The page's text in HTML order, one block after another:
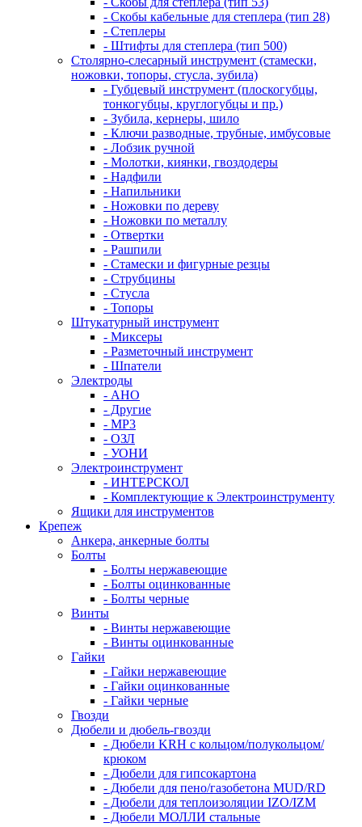
- Скобы кабельные для степлера (тип 28)
- Степлеры
- Штифты для степлера (тип 500)
Столярно-слесарный инструмент (стамески,
ножовки, топоры, стусла, зубила)
- Губцевый инструмент (плоскогубцы,
тонкогубцы, круглогубцы и пр.)
- Зубила, кернеры, шило
- Ключи разводные, трубные, имбусовые
- Лобзик ручной
- Молотки, киянки, гвоздодеры
- Надфили
- Напильники
- Ножовки по дереву
- Ножовки по металлу
- Отвертки
- Рашпили
- Стамески и фигурные резцы
- Струбцины
- Стусла
- Топоры
Штукатурный инструмент
- Миксеры
- Разметочный инструмент
- Шпатели
Электроды
- АНО
- Другие
- МР3
- ОЗЛ
- УОНИ
Электроинструмент
- ИНТЕРСКОЛ
- Комплектующие к Электроинструменту
Ящики для инструментов
Крепеж
Анкера, анкерные болты
Болты
- Болты нержавеющие
- Болты оцинкованные
- Болты черные
Винты
- Винты нержавеющие
- Винты оцинкованные
Гайки
- Гайки нержавеющие
- Гайки оцинкованные
- Гайки черные
Гвозди
Дюбели и дюбель-гвозди
- Дюбели KRH с кольцом/полукольцом/
крюком
- Дюбели для гипсокартона
- Дюбели для пено/газобетона MUD/RD
- Дюбели для теплоизоляции IZO/IZM
- Дюбели МОЛЛИ стальные